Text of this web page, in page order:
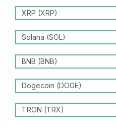
XRP (XRP)
Solana (SOL)
BNB (BNB)
Dogecoin (DOGE)
TRON (TRX)